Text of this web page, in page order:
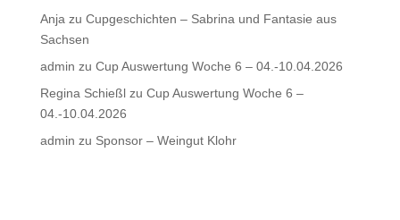
Anja zu Cupgeschichten – Sabrina und Fantasie aus
Sachsen
admin zu Cup Auswertung Woche 6 – 04.-10.04.2026
Regina Schießlzu Cup Auswertung Woche 6 –
04.-10.04.2026
admin zu Sponsor – Weingut Klohr